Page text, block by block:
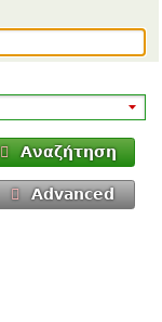
Αναζήτηση
Advanced